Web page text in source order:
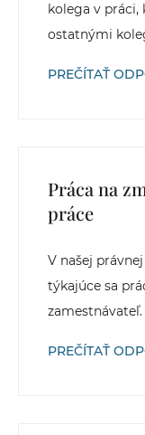
kolega v práci,
ostatnými
PREČÍTAŤ
Práca na
práce
V našej
týkajúce sa
zamestnávateľ.
PREČÍTAŤ